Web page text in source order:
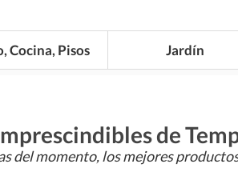
Cocina, Pisos Jardín
de
del momento, los mejores